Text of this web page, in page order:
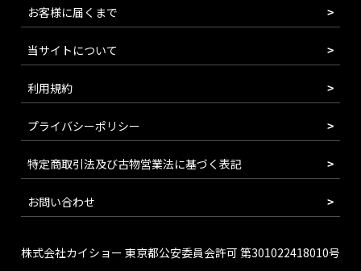
お客様に届くまで
当サイトについて
利用規約
プライバシーポリシー
特定商取引法及び古物営業法に基づく表記
お問い合わせ
株式会社カイショー 東京都公安委員会許可 第301022418010号